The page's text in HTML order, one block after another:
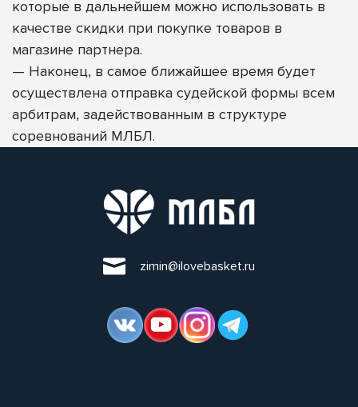
которые в дальнейшем можно использовать в
качестве скидки при покупке товаров в
магазине партнера.
— Наконец, в самое ближайшее время будет
осуществлена отправка судейской формы всем
арбитрам, задействованным в структуре
соревнований МЛБЛ.
zimin@ilovebasket.ru